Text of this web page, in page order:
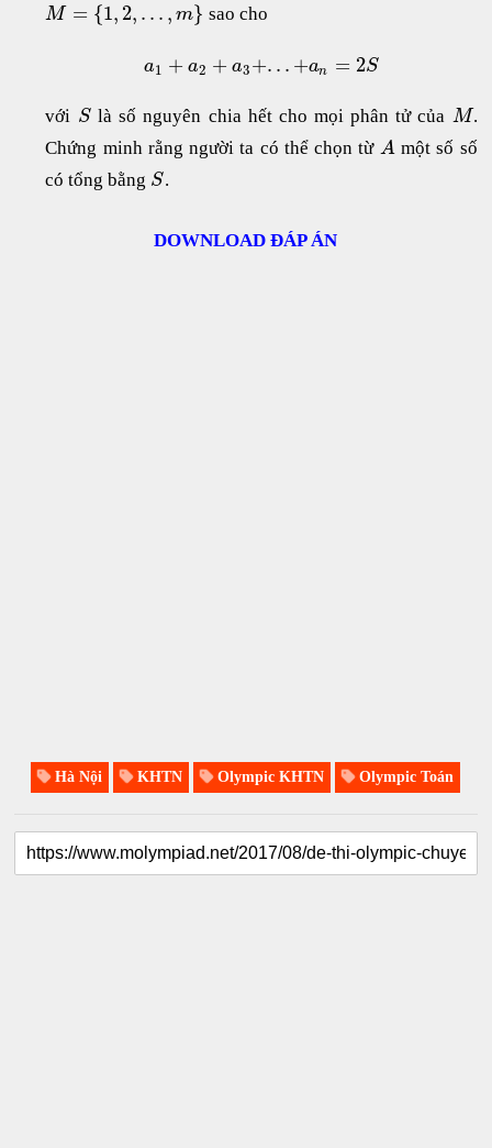
M = {1, 2, . . . , m} sao cho
a1 + a2 + a3 +. . . +an = 2S
với Slà số nguyên chia hết cho mọi phân tử của M.
Chứng minh rằng người ta có thể chọn từ Amột số số
có tổng bằng S.
DOWNLOAD ĐÁP ÁN
Hà Nội KHTN Olympic KHTN Olympic Toán